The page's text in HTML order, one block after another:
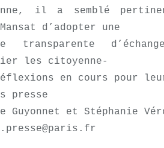
il a semblé
d’adopter une
transparente
les citoyenne-
en cours pour
presse
Guyonnet et Stéphanie